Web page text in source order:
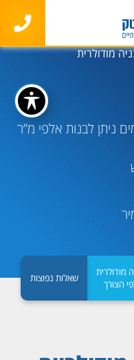
מודולרית
ניתן לבנות אלפי מ”ר
מודולרית
הצורך
שאלות נפוצות